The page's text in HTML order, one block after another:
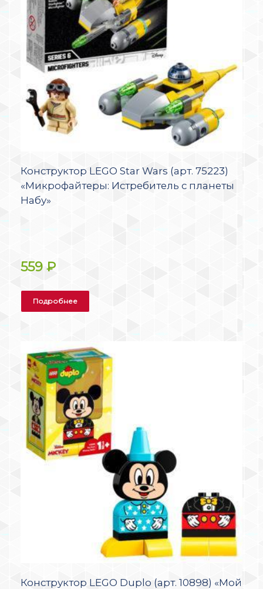
Конструктор LEGO Star Wars (арт. 75223)
«Микрофайтеры: Истребитель с планеты
Набу»
559 ₽
Подробнее
Конструктор LEGO Duplo (арт. 10898) «Мой